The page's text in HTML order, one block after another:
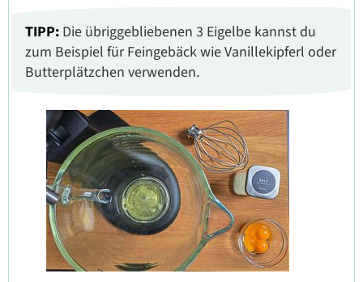
TIPP: Die übriggebliebenen 3 Eigelbe kannst du
zum Beispiel für Feingebäck wie Vanillekipferl oder
Butterplätzchen verwenden.